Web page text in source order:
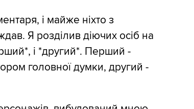
і майже ніхто з
Я розділив діючих осіб на
і *другий*. Перший -
головної думки, другий -